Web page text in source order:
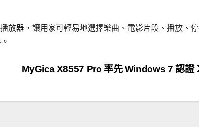
放器，讓用家可輕易地選擇樂曲、電影片段、播放、停
MyGica X8557 Pro 率先 Windows 7 認證